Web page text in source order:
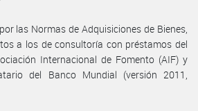
las Normas de Adquisiciones de Bienes,
a los de consultoría con préstamos del
Internacional de Fomento (AIF) y
del Banco Mundial (versión 2011,